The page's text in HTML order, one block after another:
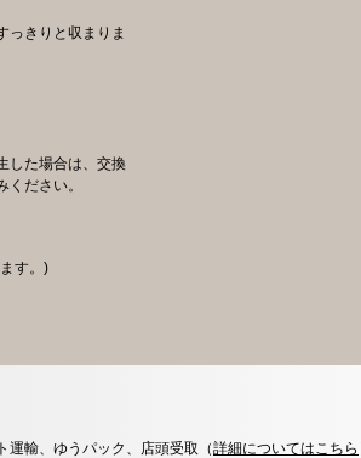
っきりと収まりま
した場合は、交換
ださい。
す。)
運輸、ゆうパック、店頭受取（詳細についてはこちら